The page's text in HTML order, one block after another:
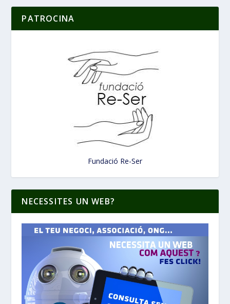
PATROCINA
Fundació Re-Ser
NECESSITES UN WEB?